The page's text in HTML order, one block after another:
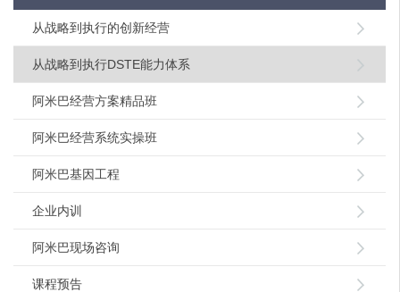
从战略到执行的创新经营
从战略到执行DSTE能力体系
阿米巴经营方案精品班
阿米巴经营系统实操班
阿米巴基因工程
企业内训
阿米巴现场咨询
课程预告